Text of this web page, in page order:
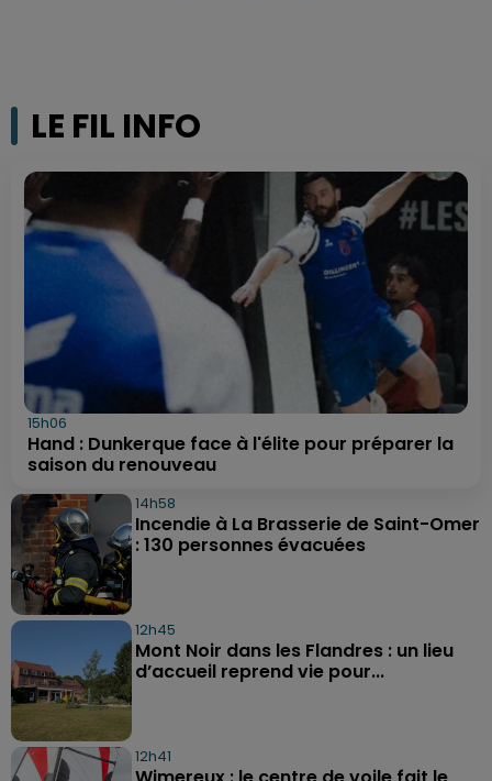
LE FIL INFO
15h06
Hand : Dunkerque face à l'élite pour préparer la
saison du renouveau
14h58
Incendie à La Brasserie de Saint-Omer
: 130 personnes évacuées
12h45
Mont Noir dans les Flandres : un lieu
d’accueil reprend vie pour...
12h41